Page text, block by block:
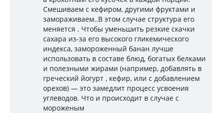
Смешиваем с кефиром, другими фруктами и
замораживаем..В этом случае структура его
меняется . Чтобы уменьшить резкие скачки
сахара из-за его высокого гликемического
индекса, замороженный банан лучше
использовать в составе блюд, богатых белками
и полезными жирами (например, добавлять в
греческий йогурт , кефир, или с добавлением
орехов) — это замедлит процесс усвоения
углеводов. Что и происходит в случае с
мороженым